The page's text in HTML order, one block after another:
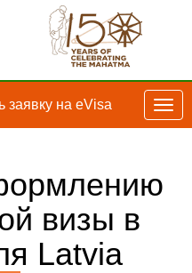
заявку на eVisa
визы в
Latvia